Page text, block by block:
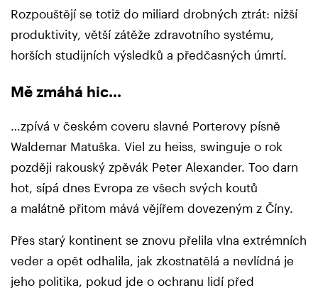
Rozpouštějí se totiž do miliard drobných ztrát: nižší
produktivity, větší zátěže zdravotního systému,
horších studijních výsledků a předčasných úmrtí.
Mě zmáhá hic...
…zpívá v českém coveru slavné Porterovy písně
Waldemar Matuška. Viel zu heiss, swinguje o rok
později rakouský zpěvák Peter Alexander. Too darn
hot, sípá dnes Evropa ze všech svých koutů
a malátně přitom mává vějířem dovezeným z Číny.
Přes starý kontinent se znovu přelila vlna extrémních
veder a opět odhalila, jak zkostnatělá a nevlídná je
jeho politika, pokud jde o ochranu lidí před